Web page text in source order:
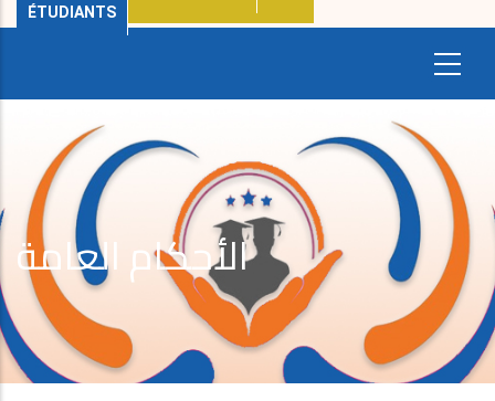
ÉTUDIANTS
الأحكام العامة